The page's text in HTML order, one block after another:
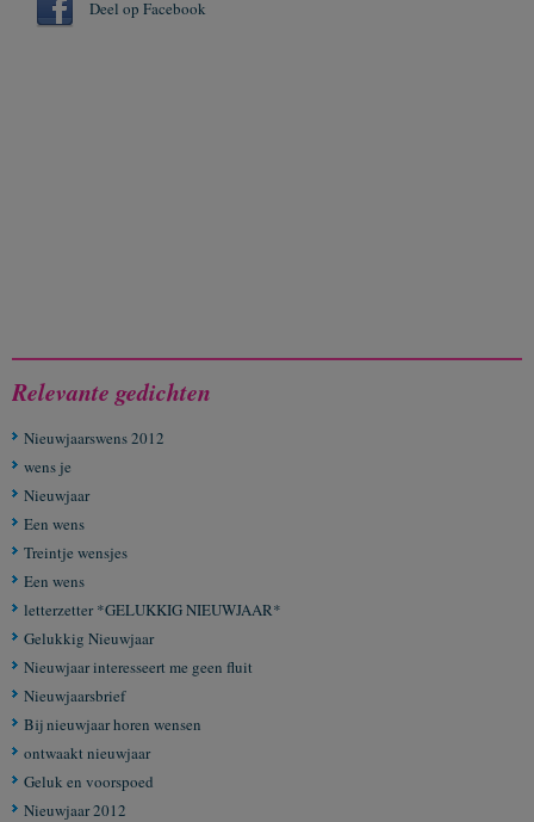
Deel op Facebook
Relevante gedichten
Nieuwjaarswens 2012
wens je
Nieuwjaar
Een wens
Treintje wensjes
Een wens
letterzetter *GELUKKIG NIEUWJAAR*
Gelukkig Nieuwjaar
Nieuwjaar interesseert me geen fluit
Nieuwjaarsbrief
Bij nieuwjaar horen wensen
ontwaakt nieuwjaar
Geluk en voorspoed
Nieuwjaar 2012